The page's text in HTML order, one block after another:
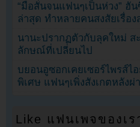
“มือสั่นจนแฟนๆเป็นห่วง” ฮั
ล่าสุด ทำหลายคนสงสัยเรื่อ
นานะปรากฏตัวกับลุคใหม่ ส
ลักษณ์ที่เปลี่ยนไป
บยอนอูซอกเคยเซอร์ไพรส์ไ
พิเศษ แฟนๆเพิ่งสังเกตหลังผ่
Like แฟนเพจของเร